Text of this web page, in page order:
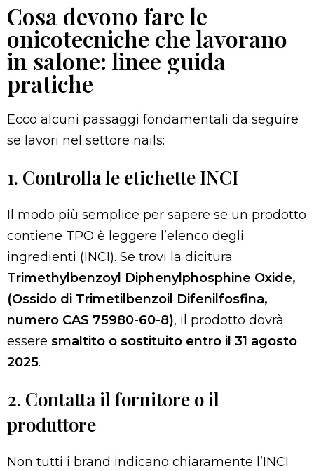
Cosa devono fare le
onicotecniche che lavorano
in salone: linee guida
pratiche
Ecco alcuni passaggi fondamentali da seguire
se lavori nel settore nails:
1. Controlla le etichette INCI
Il modo più semplice per sapere se un prodotto
contiene TPO è leggere l’elenco degli
ingredienti (INCI). Se trovi la dicitura
Trimethylbenzoyl Diphenylphosphine Oxide,
(Ossido di Trimetilbenzoil Difenilfosfina,
numero CAS 75980-60-8), il prodotto dovrà
essere smaltito o sostituito entro il 31 agosto
2025.
2. Contatta il fornitore o il
produttore
Non tutti i brand indicano chiaramente l’INCI